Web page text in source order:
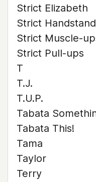
Strict Elizabeth
Strict
Strict Muscle-
Strict Pull-ups
T
T.J.
T.U.P.
Tabata
Tabata This!
Tama
Taylor
Terry